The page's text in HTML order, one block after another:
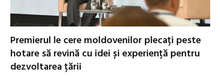
Premierul le cere moldovenilor plecați peste
hotare să revină cu idei și experiență pentru
dezvoltarea țării